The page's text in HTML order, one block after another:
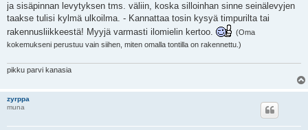
ja sisäpinnan levytyksen tms. väliin, koska silloinhan sinne seinälevyjen
taakse tulisi kylmä ulkoilma. - Kannattaa tosin kysyä timpurilta tai
rakennusliikkeestä! Myyjä varmasti ilomielin kertoo.
(Oma
kokemukseni perustuu vain siihen, miten omalla tontilla on rakennettu.)
pikku parvi kanasia
zyrppa
muna